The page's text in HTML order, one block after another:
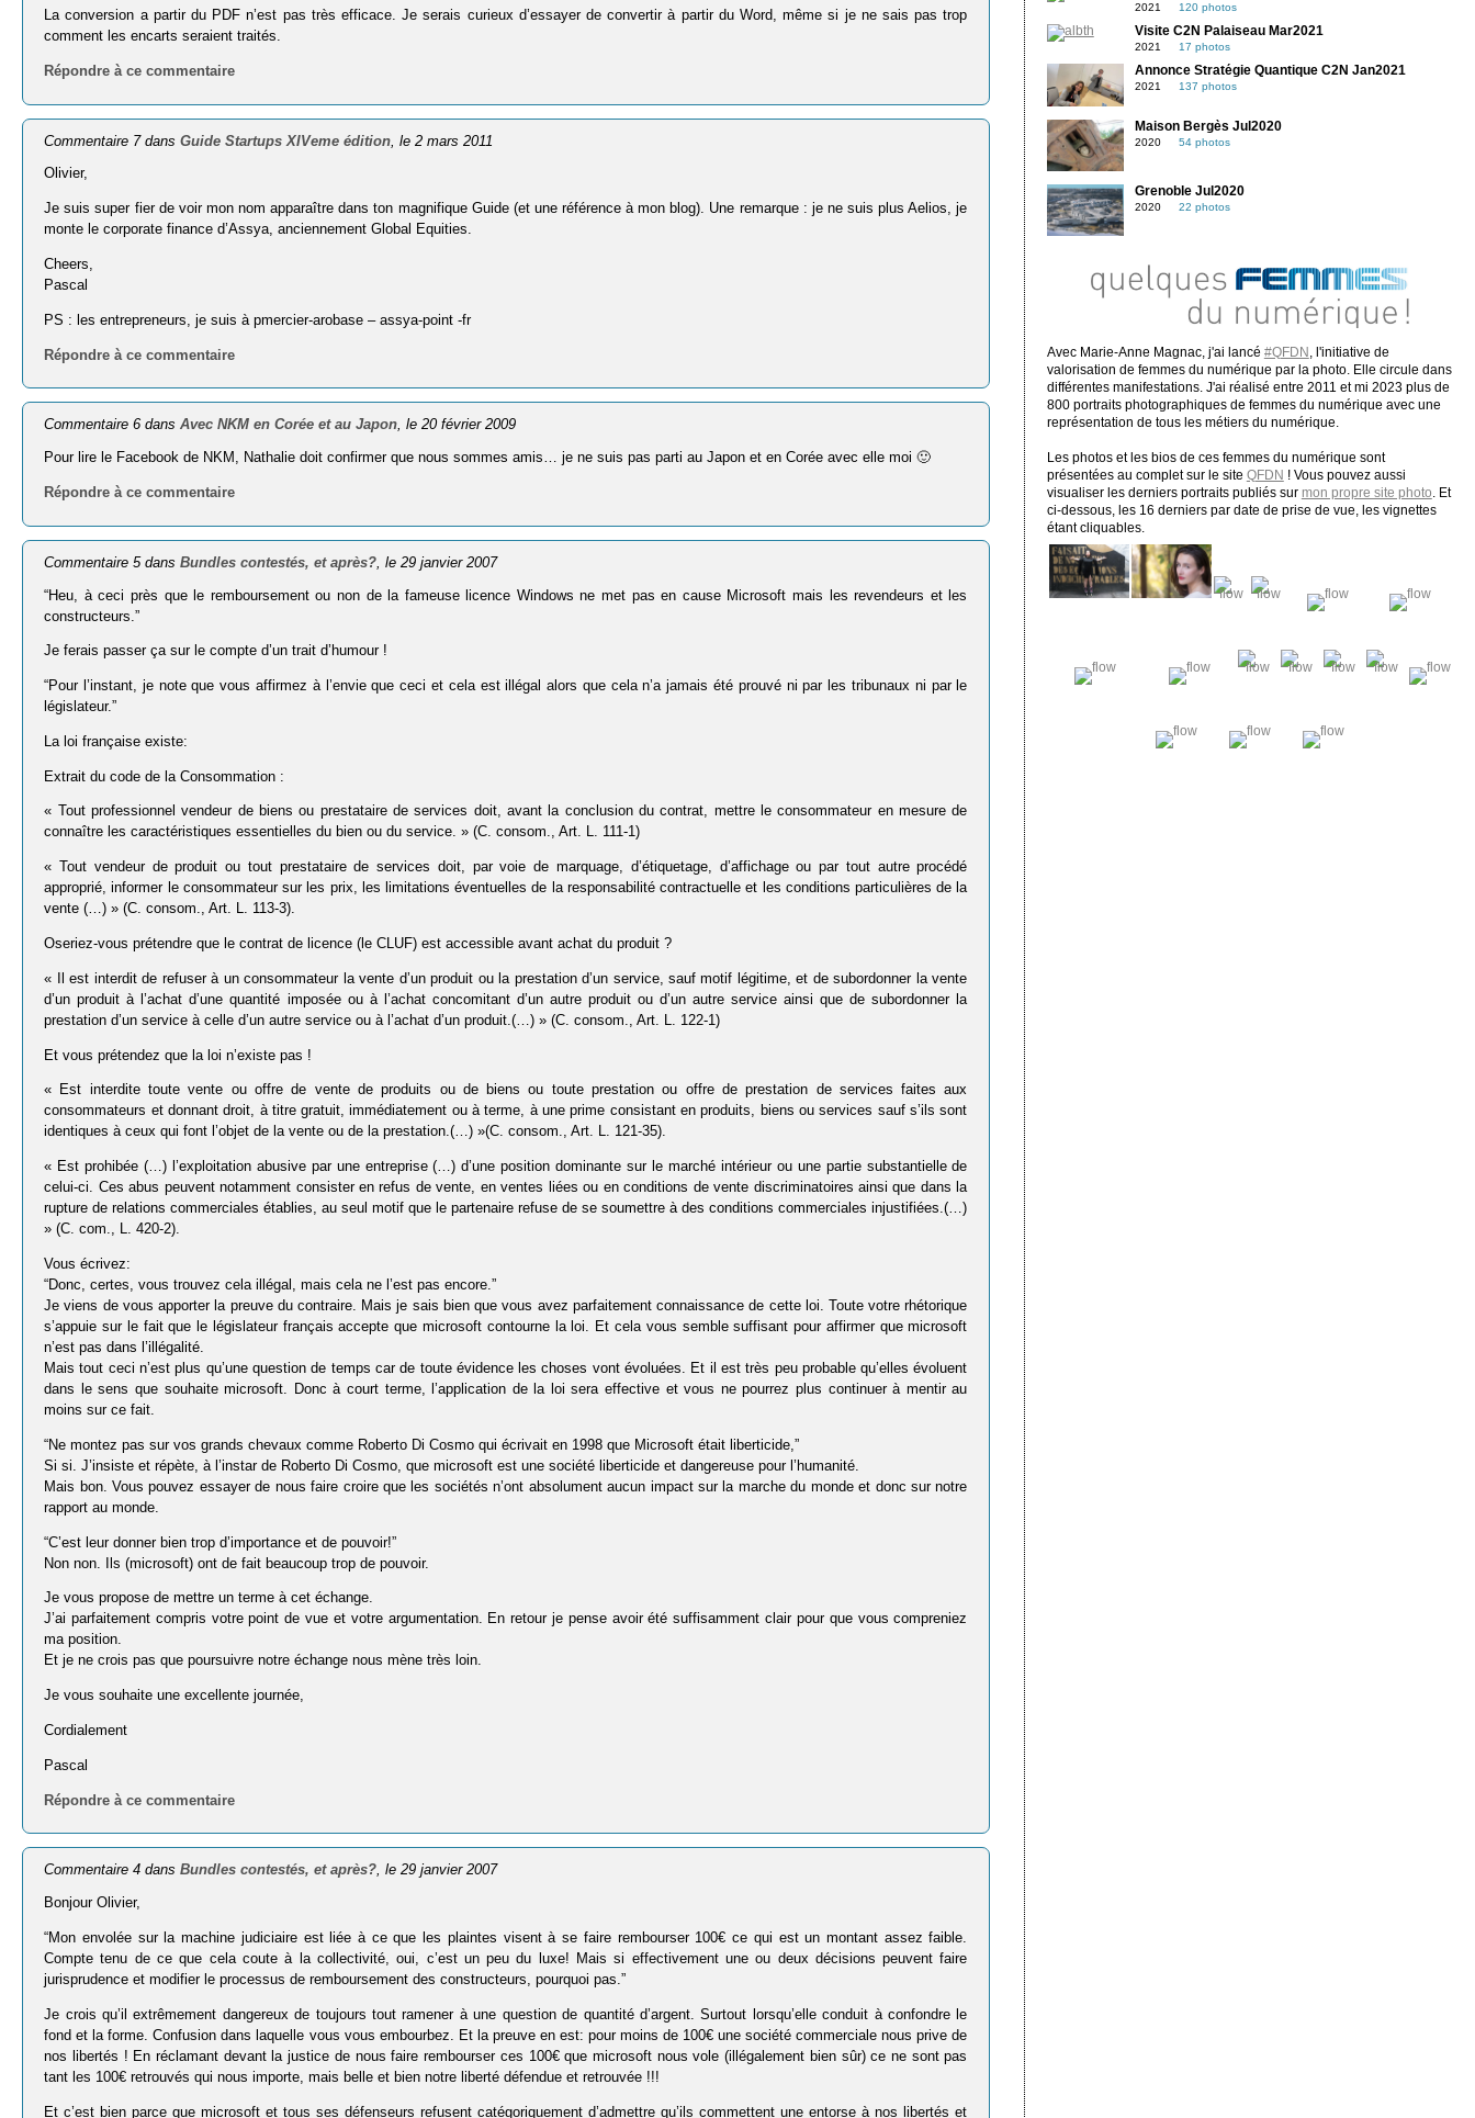
La conversion a partir du PDF n’est pas très efficace. Je serais curieux d’essayer de convertir à partir du Word, même si je ne sais pas trop
comment les encarts seraient traités.
Répondre à ce commentaire
Commentaire 7 dansGuide Startups XIVeme édition , le 2 mars 2011
Olivier,
Je suis super fier de voir mon nom apparaître dans ton magnifique Guide (et une référence à mon blog). Une remarque : je ne suis plus Aelios, je
monte le corporate finance d’Assya, anciennement Global Equities.
Cheers,
Pascal
PS : les entrepreneurs, je suis à pmercier-arobase – assya-point -fr
Répondre à ce commentaire
Commentaire 6 dansAvec NKM en Corée et au Japon, le 20 février 2009
Pour lire le Facebook de NKM, Nathalie doit confirmer que nous sommes amis… je ne suis pas parti au Japon et en Corée avec elle moi 🙂
Répondre à ce commentaire
Commentaire 5 dansBundles contestés, et après? , le 29 janvier 2007
“Heu, à ceci près que le remboursement ou non de la fameuse licence Windows ne met pas en cause Microsoft mais les revendeurs et les
constructeurs.”
Je ferais passer ça sur le compte d’un trait d’humour !
“Pour l’instant, je note que vous affirmez à l’envie que ceci et cela est illégal alors que cela n’a jamais été prouvé ni par les tribunaux ni par le
législateur.”
La loi française existe:
Extrait du code de la Consommation :
« Tout professionnel vendeur de biens ou prestataire de services doit, avant la conclusion du contrat, mettre le consommateur en mesure de
connaître les caractéristiques essentielles du bien ou du service. » (C. consom., Art. L. 111-1)
« Tout vendeur de produit ou tout prestataire de services doit, par voie de marquage, d’étiquetage, d’affichage ou par tout autre procédé
approprié, informer le consommateur sur les prix, les limitations éventuelles de la responsabilité contractuelle et les conditions particulières de la
vente (…) » (C. consom., Art. L. 113-3).
Oseriez-vous prétendre que le contrat de licence (le CLUF) est accessible avant achat du produit ?
« Il est interdit de refuser à un consommateur la vente d’un produit ou la prestation d’un service, sauf motif légitime, et de subordonner la vente
d’un produit à l’achat d’une quantité imposée ou à l’achat concomitant d’un autre produit ou d’un autre service ainsi que de subordonner la
prestation d’un service à celle d’un autre service ou à l’achat d’un produit.(…) » (C. consom., Art. L. 122-1)
Et vous prétendez que la loi n’existe pas !
« Est interdite toute vente ou offre de vente de produits ou de biens ou toute prestation ou offre de prestation de services faites aux
consommateurs et donnant droit, à titre gratuit, immédiatement ou à terme, à une prime consistant en produits, biens ou services sauf s’ils sont
identiques à ceux qui font l’objet de la vente ou de la prestation.(…) »(C. consom., Art. L. 121-35).
« Est prohibée (…) l’exploitation abusive par une entreprise (…) d’une position dominante sur le marché intérieur ou une partie substantielle de
celui-ci. Ces abus peuvent notamment consister en refus de vente, en ventes liées ou en conditions de vente discriminatoires ainsi que dans la
rupture de relations commerciales établies, au seul motif que le partenaire refuse de se soumettre à des conditions commerciales injustifiées.(…)
» (C. com., L. 420-2).
Vous écrivez:
“Donc, certes, vous trouvez cela illégal, mais cela ne l’est pas encore.”
Je viens de vous apporter la preuve du contraire. Mais je sais bien que vous avez parfaitement connaissance de cette loi. Toute votre rhétorique
s’appuie sur le fait que le législateur français accepte que microsoft contourne la loi. Et cela vous semble suffisant pour affirmer que microsoft
n’est pas dans l’illégalité.
Mais tout ceci n’est plus qu’une question de temps car de toute évidence les choses vont évoluées. Et il est très peu probable qu’elles évoluent
dans le sens que souhaite microsoft. Donc à court terme, l’application de la loi sera effective et vous ne pourrez plus continuer à mentir au
moins sur ce fait.
“Ne montez pas sur vos grands chevaux comme Roberto Di Cosmo qui écrivait en 1998 que Microsoft était liberticide,”
Si si. J’insiste et répète, à l’instar de Roberto Di Cosmo, que microsoft est une société liberticide et dangereuse pour l’humanité.
Mais bon. Vous pouvez essayer de nous faire croire que les sociétés n’ont absolument aucun impact sur la marche du monde et donc sur notre
rapport au monde.
“C’est leur donner bien trop d’importance et de pouvoir!”
Non non. Ils (microsoft) ont de fait beaucoup trop de pouvoir.
Je vous propose de mettre un terme à cet échange.
J’ai parfaitement compris votre point de vue et votre argumentation. En retour je pense avoir été suffisamment clair pour que vous compreniez
ma position.
Et je ne crois pas que poursuivre notre échange nous mène très loin.
Je vous souhaite une excellente journée,
Cordialement
Pascal
Répondre à ce commentaire
Commentaire 4 dansBundles contestés, et après?, le 29 janvier 2007
Bonjour Olivier,
“Mon envolée sur la machine judiciaire est liée à ce que les plaintes visent à se faire rembourser 100€ ce qui est un montant assez faible.
Compte tenu de ce que cela coute à la collectivité, oui, c’est un peu du luxe! Mais si effectivement une ou deux décisions peuvent faire
jurisprudence et modifier le processus de remboursement des constructeurs, pourquoi pas.”
Je crois qu’il extrêmement dangereux de toujours tout ramener à une question de quantité d’argent. Surtout lorsqu’elle conduit à confondre le
fond et la forme. Confusion dans laquelle vous vous embourbez. Et la preuve en est: pour moins de 100€ une société commerciale nous prive de
nos libertés ! En réclamant devant la justice de nous faire rembourser ces 100€ que microsoft nous vole (illégalement bien sûr) ce ne sont pas
tant les 100€ retrouvés qui nous importe, mais belle et bien notre liberté défendue et retrouvée !!!
Et c’est bien parce que microsoft et tous ses défenseurs refusent catégoriquement d’admettre qu’ils commettent une entorse à nos libertés et
2021 120 photos
Visite C2N Palaiseau Mar2021
2021 17 photos
Annonce Stratégie Quantique C2N Jan2021
2021 137 photos
Maison Bergès Jul2020
2020 54 photos
Grenoble Jul2020
2020 22 photos
Avec Marie-Anne Magnac, j'ai lancé #QFDN
, l'initiative de
valorisation de femmes du numérique par la photo. Elle circule dans
différentes manifestations. J'ai réalisé entre 2011 et mi 2023 plus de
800 portraits photographiques de femmes du numérique avec une
représentation de tous les métiers du numérique.
Les photos et les bios de ces femmes du numérique sont
présentées au complet sur le site QFDN ! Vous pouvez aussi
visualiser les derniers portraits publiés sur mon propre site photo . Et
ci-dessous, les 16 derniers par date de prise de vue, les vignettes
étant cliquables.